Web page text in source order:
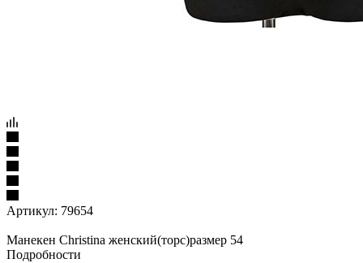
Артикул: 79654
Манекен Christina женский(торс)размер 54
Подробности